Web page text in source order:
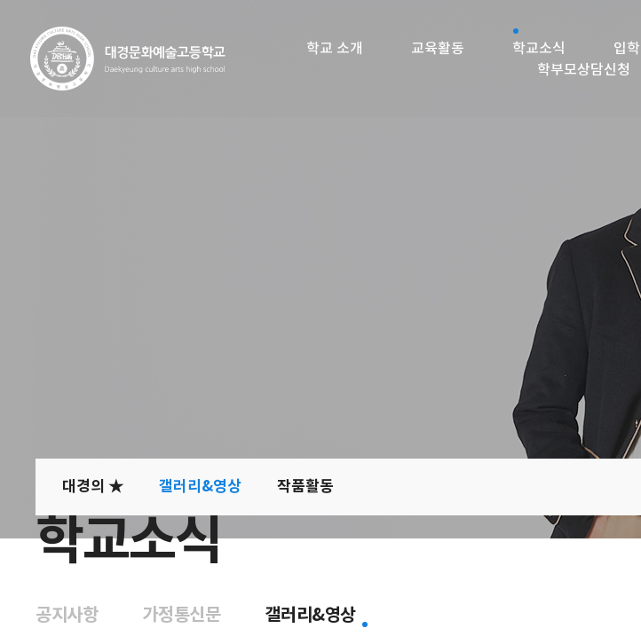
학교 소개 교육활동 학교소식 입
학부모상담신청
학교소식
공지사항 가정통신문 갤러리&영상
대경의 ★ 갤러리&영상 작품활동